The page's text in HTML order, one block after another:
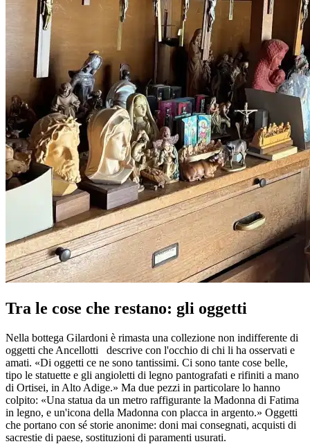
Tra le cose che restano: gli oggetti
Nella bottega Gilardoni è rimasta una collezione non indifferente di
oggetti che Ancellotti descrive con l'occhio di chi li ha osservati e
amati. «Di oggetti ce ne sono tantissimi. Ci sono tante cose belle,
tipo le statuette e gli angioletti di legno pantografati e rifiniti a mano
di Ortisei, in Alto Adige.» Ma due pezzi in particolare lo hanno
colpito: «Una statua da un metro raffigurante la Madonna di Fatima
in legno, e un'icona della Madonna con placca in argento.» Oggetti
che portano con sé storie anonime: doni mai consegnati, acquisti di
sacrestie di paese, sostituzioni di paramenti usurati.